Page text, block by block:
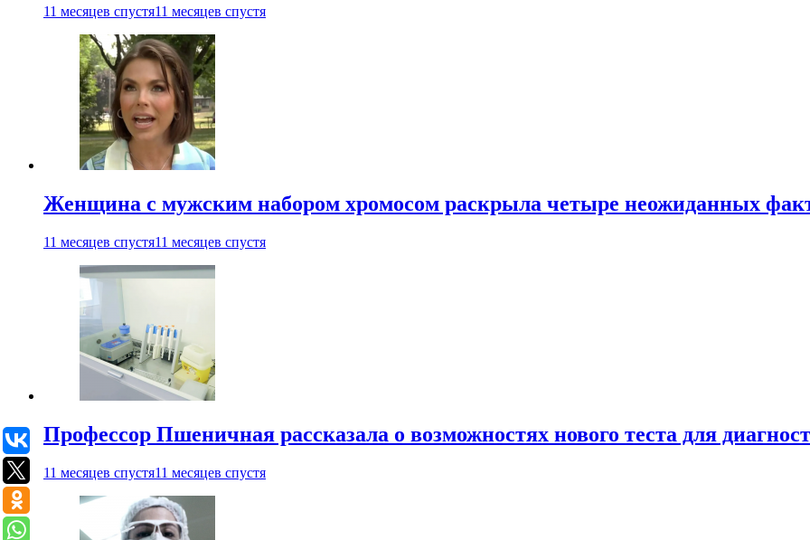
11 месяцев спустя11 месяцев спустя
Женщина с мужским набором хромосом раскрыла четыре неожиданных
11 месяцев спустя11 месяцев спустя
Профессор Пшеничная рассказала о возможностях нового теста для
11 месяцев спустя11 месяцев спустя